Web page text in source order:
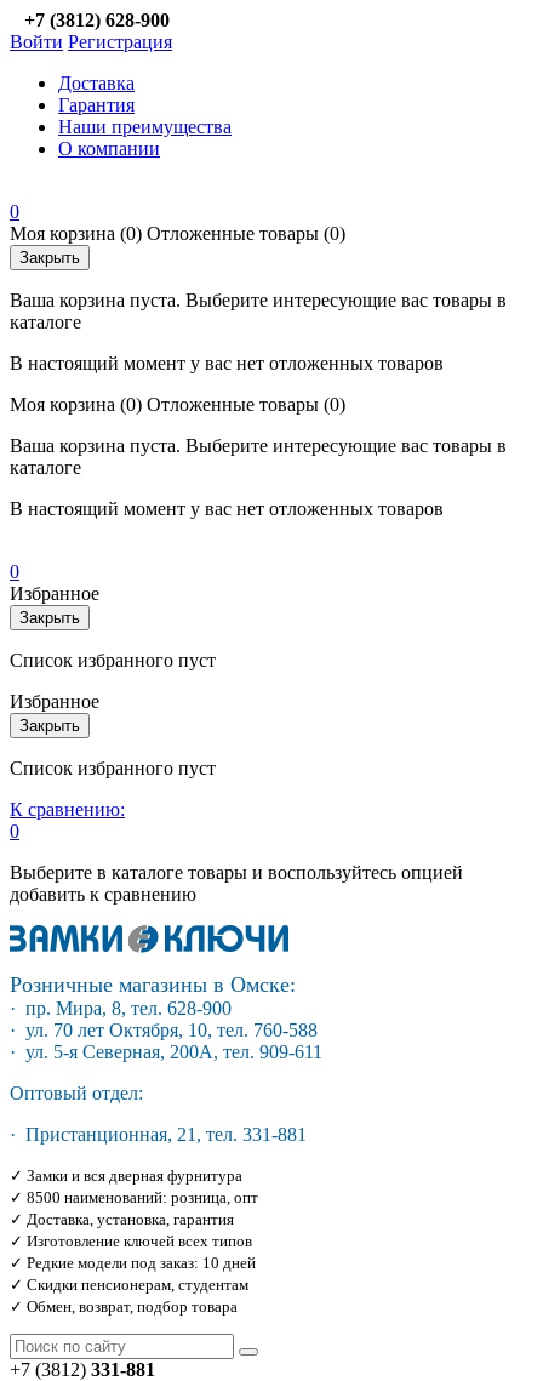
+7 (3812) 628-900
Войти Регистрация
Доставка
Гарантия
Наши преимущества
О компании
0
Моя корзина (0) Отложенные товары (0)
Закрыть
Ваша корзина пуста. Выберите интересующие вас товары в
каталоге
В настоящий момент у вас нет отложенных товаров
Моя корзина (0) Отложенные товары (0)
Ваша корзина пуста. Выберите интересующие вас товары в
каталоге
В настоящий момент у вас нет отложенных товаров
0
Избранное
Закрыть
Список избранного пуст
Избранное
Закрыть
Список избранного пуст
К сравнению:
0
Выберите в каталоге товары и воспользуйтесь опцией
добавить к сравнению
Розничные магазины в Омске:
· пр. Мира, 8, тел. 628-900
· ул. 70 лет Октября, 10, тел. 760-588
· ул. 5-я Северная, 200А, тел. 909-611
Оптовый отдел:
· Пристанционная, 21, тел. 331-881
✓ Замки и вся дверная фурнитура
✓ 8500 наименований: розница, опт
✓ Доставка, установка, гарантия
✓ Изготовление ключей всех типов
✓ Редкие модели под заказ: 10 дней
✓ Скидки пенсионерам, студентам
✓ Обмен, возврат, подбор товара
+7 (3812) 331-881